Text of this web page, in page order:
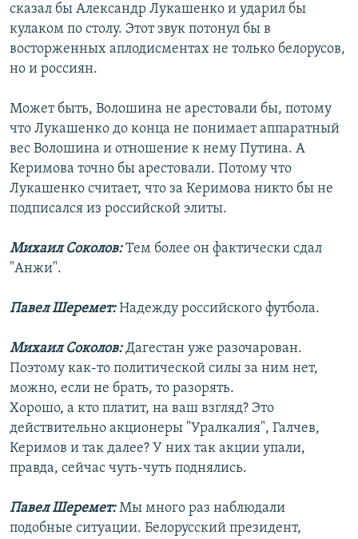
сказал бы Александр Лукашенко и ударил бы
кулаком по столу. Этот звук потонул бы в
восторженных аплодисментах не только белорусов,
но и россиян.
Может быть, Волошина не арестовали бы, потому
что Лукашенко до конца не понимает аппаратный
вес Волошина и отношение к нему Путина. А
Керимова точно бы арестовали. Потому что
Лукашенко считает, что за Керимова никто бы не
подписался из российской элиты.
Михаил Соколов:Тем более он фактически сдал
"Анжи".
Павел Шеремет:Надежду российского футбола.
Михаил Соколов:Дагестан уже разочарован.
Поэтому как-то политической силы за ним нет,
можно, если не брать, то разорять.
Хорошо, а кто платит, на ваш взгляд? Это
действительно акционеры "Уралкалия", Галчев,
Керимов и так далее? У них так акции упали,
правда, сейчас чуть-чуть поднялись.
Павел Шеремет:Мы много раз наблюдали
подобные ситуации. Белорусский президент,